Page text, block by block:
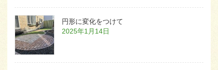
円形に変化をつけて
2025年1月14日